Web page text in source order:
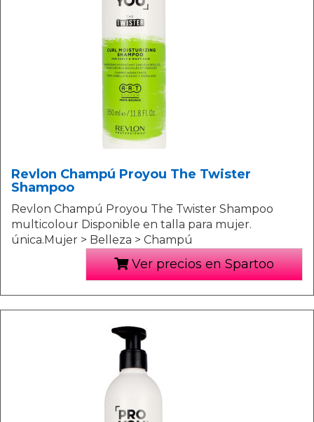
Revlon Champú Proyou The Twister
Shampoo
Revlon Champú Proyou The Twister Shampoo
multicolour Disponible en talla para mujer.
única.Mujer > Belleza > Champú
Ver precios en Spartoo